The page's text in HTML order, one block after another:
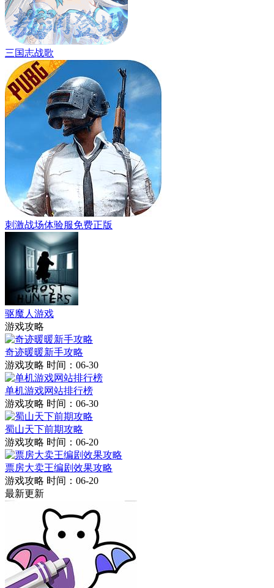
三国志战歌
刺激战场体验服免费正版
驱魔人游戏
游戏攻略
奇迹暖暖新手攻略
游戏攻略 时间：06-30
单机游戏网站排行榜
游戏攻略 时间：06-30
蜀山天下前期攻略
游戏攻略 时间：06-20
票房大卖王编剧效果攻略
游戏攻略 时间：06-20
最新更新